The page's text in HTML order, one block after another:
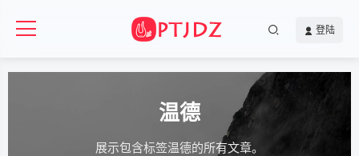
登陆
温德
展示包含标签温德的所有文章。